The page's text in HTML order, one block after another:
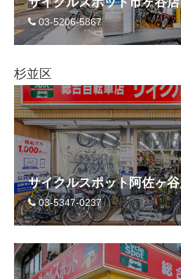
03-5206-5867
杉並区
サイクルスポット阿佐ヶ
03-5347-0237